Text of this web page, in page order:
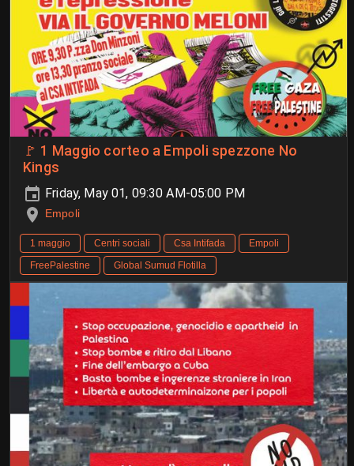
🚩 1 Maggio corteo a Empoli spezzone No
Kings
Friday, May 01, 09:30 AM-05:00 PM
Empoli
1 maggio Centri sociali Csa Intifada
Empoli
FreePalestine
Global Sumud Flotilla